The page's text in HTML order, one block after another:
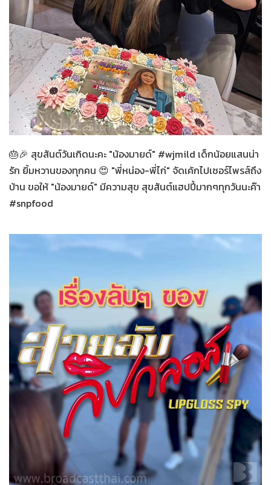
07-12-2565 สายลับลิปกลอส
🎂🎉 สุขสันต์วันเกิดนะคะ "น้องมายด์" #wjmild เด็กน้อยแสนน่า
รัก ยิ้มหวานของทุกคน 😍 "พี่หน่อง-พี่ไก่" จัดเค้กไปเซอร์ไพรส์ถึง
บ้าน ขอให้ "น้องมายด์" มีความสุข สุขสันต์แฮปปี้มากๆทุกวันนะค๊า
#snpfood
28-11-2565 สายลับลิปกลอส